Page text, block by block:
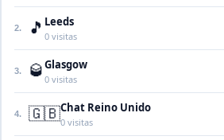
2. 🎵 Leeds
0 visitas
3. 🥃Glasgow
0 visitas
4. 🇬🇧Chat Reino Unido
0 visitas